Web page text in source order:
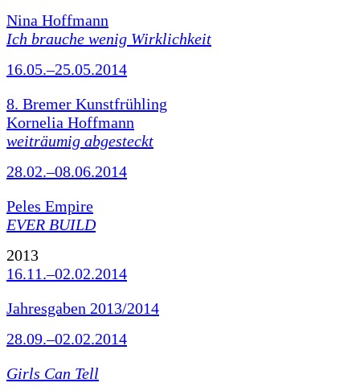
Nina Hoffmann
Ich brauche wenig Wirklichkeit
16.05.–25.05.2014
8. Bremer Kunstfrühling
Kornelia Hoffmann
weiträumig abgesteckt
28.02.–08.06.2014
Peles Empire
EVER BUILD
2013
16.11.–02.02.2014
Jahresgaben 2013/2014
28.09.–02.02.2014
Girls Can Tell